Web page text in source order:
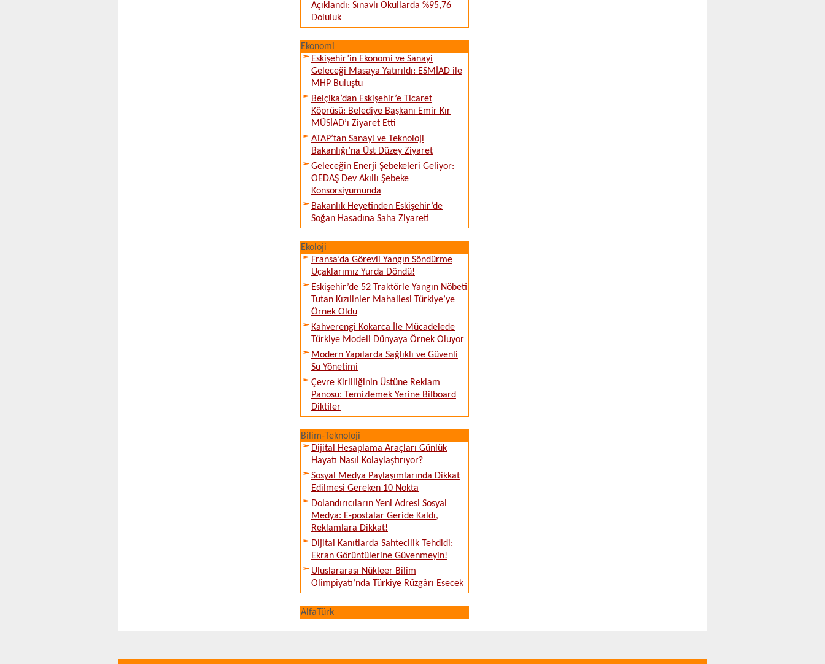
Açıklandı: Sınavlı Okullarda %95,76
Doluluk
Ekonomi
Eskişehir’in Ekonomi ve Sanayi
Geleceği Masaya Yatırıldı: ESMİAD ile
MHP Buluştu
Belçika’dan Eskişehir’e Ticaret
Köprüsü: Belediye Başkanı Emir Kır
MÜSİAD’ı Ziyaret Etti
ATAP’tan Sanayi ve Teknoloji
Bakanlığı’na Üst Düzey Ziyaret
Geleceğin Enerji Şebekeleri Geliyor:
OEDAŞ Dev Akıllı Şebeke
Konsorsiyumunda
Bakanlık Heyetinden Eskişehir’de
Soğan Hasadına Saha Ziyareti
Ekoloji
Fransa’da Görevli Yangın Söndürme
Uçaklarımız Yurda Döndü!
Eskişehir’de 52 Traktörle Yangın Nöbeti
Tutan Kızılinler Mahallesi Türkiye’ye
Örnek Oldu
Kahverengi Kokarca İle Mücadelede
Türkiye Modeli Dünyaya Örnek Oluyor
Modern Yapılarda Sağlıklı ve Güvenli
Su Yönetimi
Çevre Kirliliğinin Üstüne Reklam
Panosu: Temizlemek Yerine Bilboard
Diktiler
Bilim-Teknoloji
Dijital Hesaplama Araçları Günlük
Hayatı Nasıl Kolaylaştırıyor?
Sosyal Medya Paylaşımlarında Dikkat
Edilmesi Gereken 10 Nokta
Dolandırıcıların Yeni Adresi Sosyal
Medya: E-postalar Geride Kaldı,
Reklamlara Dikkat!
Dijital Kanıtlarda Sahtecilik Tehdidi:
Ekran Görüntülerine Güvenmeyin!
Uluslararası Nükleer Bilim
Olimpiyatı’nda Türkiye Rüzgârı Esecek
AlfaTürk